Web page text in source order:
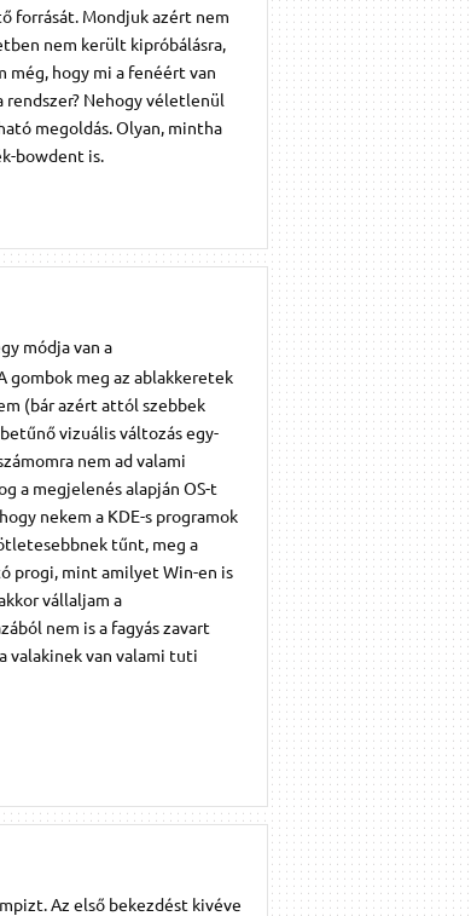
forrását. Mondjuk azért nem
nem került kipróbálásra,
még, hogy mi a fenéért van
Nehogy véletlenül
megoldás. Olyan, mintha
bowdent is.
módja van a
gombok meg az ablakkeretek
(bár azért attól szebbek
vizuális változás egy-
nem ad valami
a megjelenés alapján OS-t
nekem a KDE-s programok
tűnt, meg a
progi, mint amilyet Win-en is
vállaljam a
nem is a fagyás zavart
valakinek van valami tuti
Az első bekezdést kivéve